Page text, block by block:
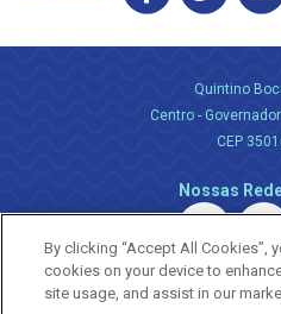
Quintino
Centro -
CEP
Nossas
By clicking “Accept All Cookies”,
cookies on your device to
site usage, and assist in our